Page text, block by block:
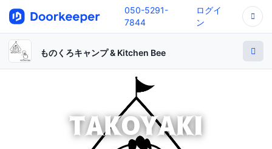
050-5291-
7844
ログイ
ン
ものくろキャンプ & Kitchen Bee